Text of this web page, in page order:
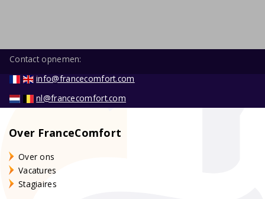
Contact opnemen:
info@francecomfort.com
nl@francecomfort.com
Over FranceComfort
Over ons
Vacatures
Stagiaires